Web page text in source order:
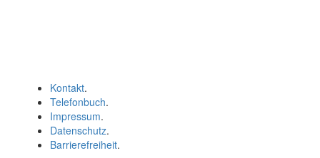
Kontakt.
Telefonbuch.
Impressum.
Datenschutz.
Barrierefreiheit.